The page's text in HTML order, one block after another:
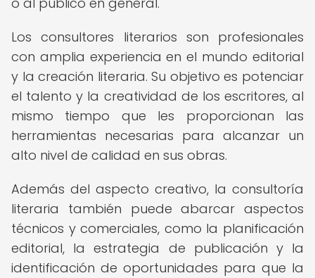
Los consultores literarios son profesionales
con amplia experiencia en el mundo editorial
y la creación literaria. Su objetivo es potenciar
el talento y la creatividad de los escritores, al
mismo tiempo que les proporcionan las
herramientas necesarias para alcanzar un
alto nivel de calidad en sus obras.
Además del aspecto creativo, la consultoría
literaria también puede abarcar aspectos
técnicos y comerciales, como la planificación
editorial, la estrategia de publicación y la
identificación de oportunidades para que la